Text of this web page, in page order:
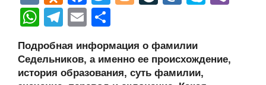
K
d
n
o
kl
a
c
e
b
er g
er
J
o
u
e
W
at
s
T
e
gr
E
ail р
а
Подробная информация о фамилии
Седельников, а именно ее происхождение,
история образования, суть фамилии,